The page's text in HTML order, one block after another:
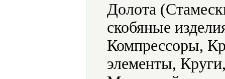
Долота
скобяные
Компрессоры,
элементы,